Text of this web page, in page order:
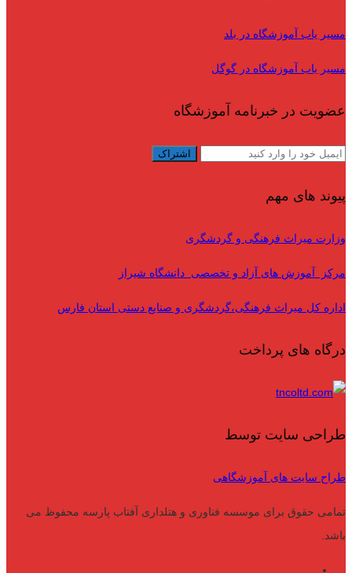
مسیر یاب آموزشگاه در بلد
مسیر یاب آموزشگاه در گوگل
عضویت در خبرنامه آموزشگاه
پیوند های مهم
وزارت میراث فرهنگی و گردشگری
مرکز آموزش های آزاد و تخصصی دانشگاه شیراز
اداره کل میراث فرهنگی،گردشگری و صنایع دستی استان فارس
درگاه های پرداخت
طراحی سایت توسط
طراح سایت های آموزشگاهی
تمامی حقوق برای موسسه فناوری و هتلداری آفتاب پارسه محفوظ می
باشد.